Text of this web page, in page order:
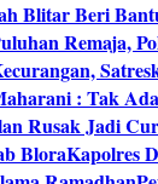
Blitar Beri
Remaja,
: Tak
Rusak Jadi
BloraKapolres